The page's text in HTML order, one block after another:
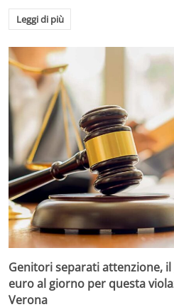
Leggi di più
Genitori separati attenzione,
euro al giorno per questa
Verona